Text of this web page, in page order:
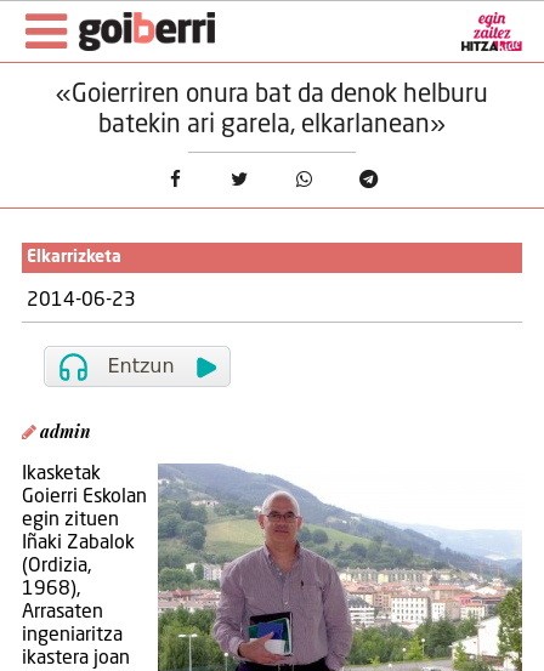
«Goierriren onura bat da denok helburu
batekin ari garela, elkarlanean»
Elkarrizketa
2014-06-23
admin
Ikasketak
Goierri Eskolan
egin zituen
Iñaki Zabalok
(Ordizia,
1968),
Arrasaten
ingeniaritza
ikastera joan